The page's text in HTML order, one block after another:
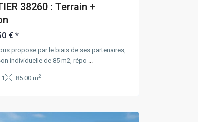
38260 : Terrain +
€ *
propose par le biais de ses partenaires,
individuelle de 85 m2, répo
1 85.00 m2